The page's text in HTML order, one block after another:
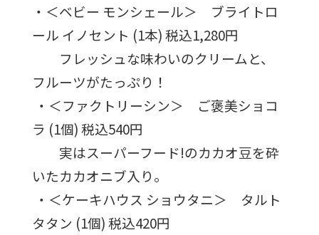
・＜ベビー モンシェール＞ ブライトロ
ール イノセント (1本) 税込1,280円
フレッシュな味わいのクリームと、
フルーツがたっぷり！
・＜ファクトリーシン＞ ご褒美ショコ
ラ (1個) 税込540円
実はスーパーフード!のカカオ豆を砕
いたカカオニブ入り。
・＜ケーキハウス ショウタニ＞ タルト
タタン (1個) 税込420円